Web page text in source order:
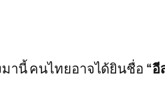
มานี้ คนไทยอาจได้ยินชื่อ “